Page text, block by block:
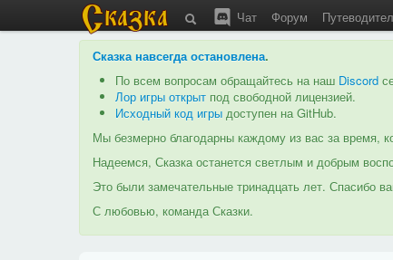
Чат Форум
Сказка навсегда остановлена.
По всем вопросам обращайтесь на наш Discord
Лор игры открыт под свободной лицензией.
Исходный код игры доступен на GitHub.
Мы безмерно благодарны каждому из вас за время,
Надеемся, Сказка останется светлым и добрым
Это были замечательные тринадцать лет. Спасибо
С любовью, команда Сказки.